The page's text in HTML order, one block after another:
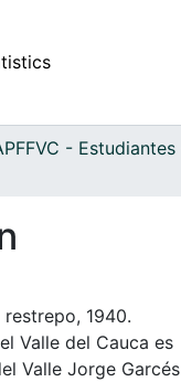
1940.
Valle del Cauca es
Valle Jorge Garcés